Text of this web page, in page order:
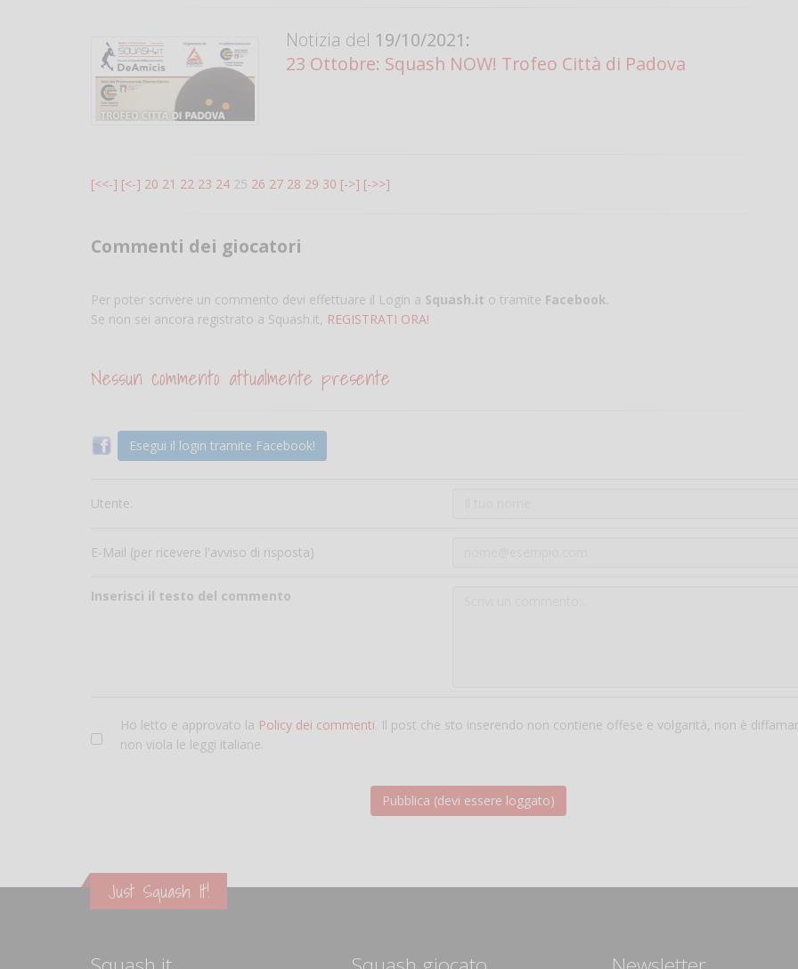
Notizia del 19/10/2021:
23 Ottobre: Squash NOW! Trofeo Città di Padova
[<<-] [<-] 20 21 22 23 24 25 26 27 28 29 30 [->] [->>]
Commenti dei giocatori
Per poter scrivere un commento devi effettuare il Login a Squash.it o tramite Facebook.
Se non sei ancora registrato a Squash.it, REGISTRATI ORA!
Nessun commento attualmente presente
Esegui il login tramite Facebook!
Utente:
E-Mail (per ricevere l'avviso di risposta)
Inserisci il testo del commento
Ho letto e approvato la Policy dei commenti. Il post che sto inserendo non contiene offese e volgarità, non è
non viola le leggi italiane.
Just Squash It!